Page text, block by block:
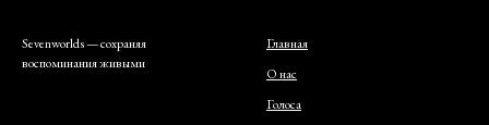
Sevenworlds — сохраняя
воспоминания живыми
Главная
О нас
Голоса